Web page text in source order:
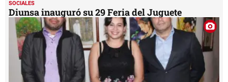
SOCIALES
Diunsa inauguró su 29 Feria del Juguete